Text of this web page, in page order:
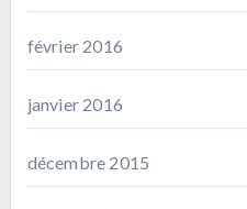
février 2016
janvier 2016
décembre 2015